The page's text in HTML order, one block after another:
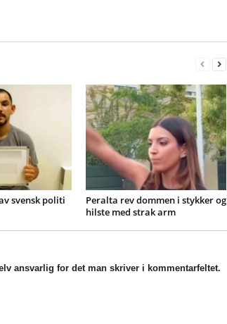
svensk politi
Peralta rev dommen i stykker og
hilste med strak arm
ansvarlig for det man skriver i kommentarfeltet.